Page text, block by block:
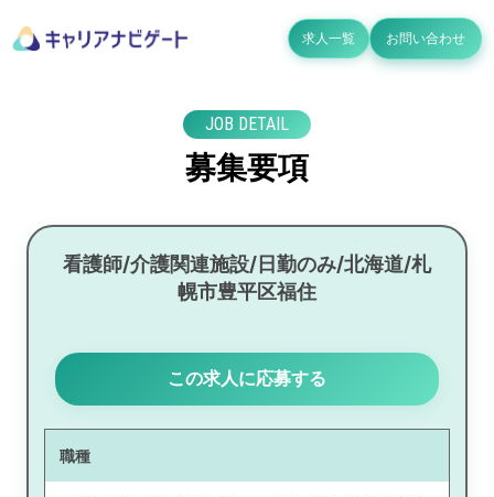
求人一覧 お問い合わせ
JOB DETAIL
募集要項
看護師/介護関連施設/日勤のみ/北海道/札
幌市豊平区福住
この求人に応募する
職種